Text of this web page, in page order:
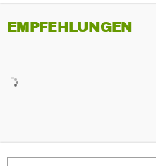
EMPFEHLUNGEN